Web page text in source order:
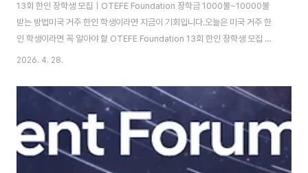
13회 한인 장학생 모집｜OTEFE Foundation 장학금 1000불~10000불
받는 방법미국 거주 한인 학생이라면 지금이 기회입니다.오늘은 미국 거주 한
인 학생이라면 꼭 알아야 할 OTEFE Foundation 13회 한인 장학생 모집 정
보를 제대로 정리해봤어요. 특히 한국 문화에 관심 있는 학생이라면 정말 좋은
심 포인트 지원 자격 완벽 정리 장학금 금액 및 혜택 지원 방법 및 절차 응모 일
정 및 발표일 합격 전략 (파소나 법칙 적용)장학금 개요 및 핵심 포인트이번
OTEFE Foundation 13회 한인 장학생 모집은 미국 거주 한인 학생들에게 상
당히 현실적인 기회입니다. 단순 성적만 보는 게 아니라 한국 문화에 대한 ..
2026. 4. 28.